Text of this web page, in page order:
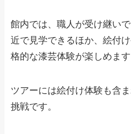
館内では、職人が受け継い
近で見学できるほか、絵付
格的な漆芸体験が楽しめます
ツアーには絵付け体験も含
挑戦です。